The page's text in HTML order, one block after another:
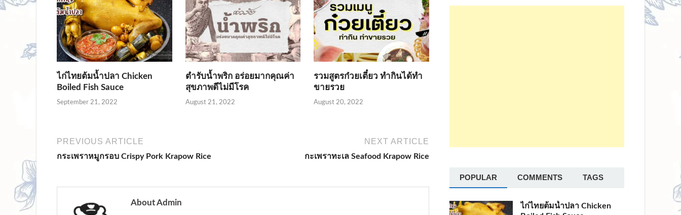
ไก่ไทยต้มน้ำปลา Chicken
Boiled Fish Sauce
September 21, 2022
ตำรับน้ำพริก อร่อยมากคุณค่า
สุขภาพดีไม่มีโรค
August 21, 2022
รวมสูตรก๋วยเตี๋ยว ทำกินได้ทำ
ขายรวย
August 20, 2022
PREVIOUS ARTICLE
กระเพราหมูกรอบ Crispy Pork Krapow Rice
NEXT ARTICLE
กะเพราทะเล Seafood Krapow Rice
About Admin
POPULAR COMMENTS TAGS
ไก่ไทยต้มน้ำปลา Chicken